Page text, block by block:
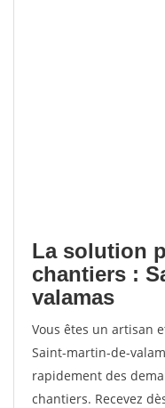
La solution
chantiers :
valamas
Vous êtes un artisan
Saint-martin-de-
rapidement des
chantiers. Recevez